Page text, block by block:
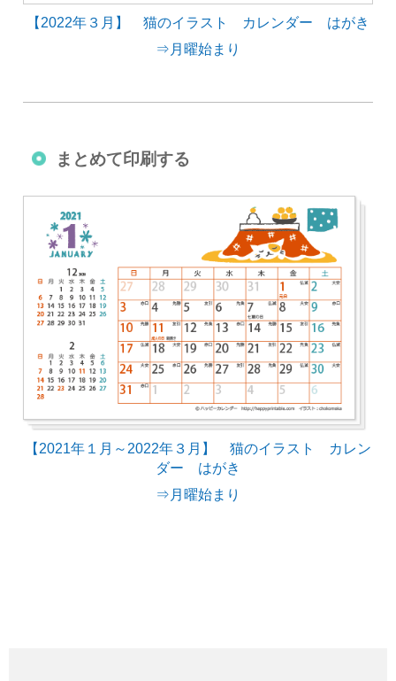
【2022年３月】 猫のイラスト カレンダー はがき
⇒月曜始まり
まとめて印刷する
【2021年１月～2022年３月】 猫のイラスト カレン
ダー はがき
⇒月曜始まり